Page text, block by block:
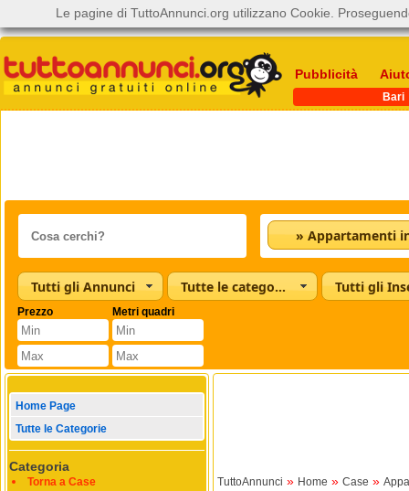
Pubblicità
Bari
Tutti gli Annunci Tutte le categorie Tutti gli
Prezzo Metri quadri
Home Page
Tutte le Categorie
Categoria
Torna a Case
TuttoAnnunci » Home » Case »
Le pagine di TuttoAnnunci.org utilizzano Cookie.